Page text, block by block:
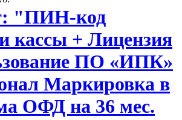
"ПИН-код
кассы + Лицензия
ПО «ИПК»
Маркировка в
ОФД на 36 мес.